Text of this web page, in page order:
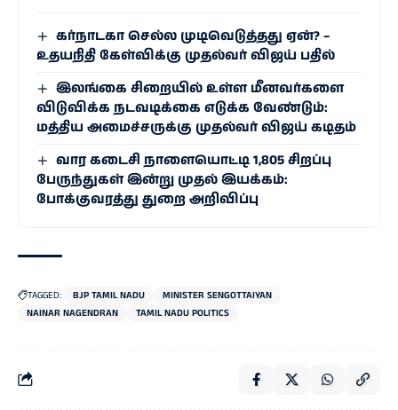
கர்நாடகா செல்ல முடிவெடுத்தது ஏன்? –
உதயநிதி கேள்விக்கு முதல்வர் விஜய் பதில்
இலங்கை சிறையில் உள்ள மீனவர்களை
விடுவிக்க நடவடிக்கை எடுக்க வேண்டும்:
மத்திய அமைச்சருக்கு முதல்வர் விஜய் கடிதம்
வார கடைசி நாளையொட்டி 1,805 சிறப்பு
பேருந்துகள் இன்று முதல் இயக்கம்:
போக்குவரத்து துறை அறிவிப்பு
TAGGED: BJP TAMIL NADU
MINISTER SENGOTTAIYAN
NAINAR NAGENDRAN
TAMIL NADU POLITICS